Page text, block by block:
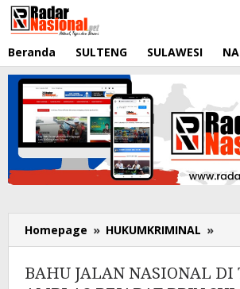
Lewati
ke
Beranda SULTENG SULAWESI
Homepage » HUKUMKRIMINAL »
DI
BAHU JALAN NASIONAL DI